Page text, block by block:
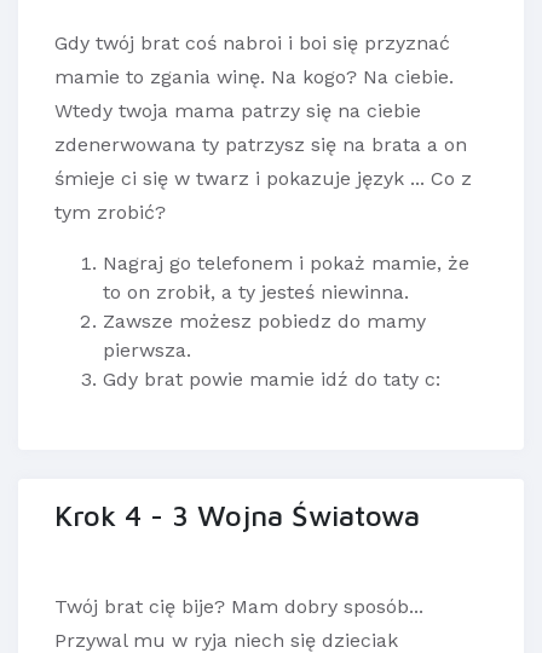
Gdy twój brat coś nabroi i boi się przyznać
mamie to zgania winę. Na kogo? Na ciebie.
Wtedy twoja mama patrzy się na ciebie
zdenerwowana ty patrzysz się na brata a on
śmieje ci się w twarz i pokazuje język ... Co z
tym zrobić?
Nagraj go telefonem i pokaż mamie, że
to on zrobił, a ty jesteś niewinna.
Zawsze możesz pobiedz do mamy
pierwsza.
Gdy brat powie mamie idź do taty c:
Krok 4 - 3 Wojna Światowa
Twój brat cię bije? Mam dobry sposób...
Przywal mu w ryja niech się dzieciak